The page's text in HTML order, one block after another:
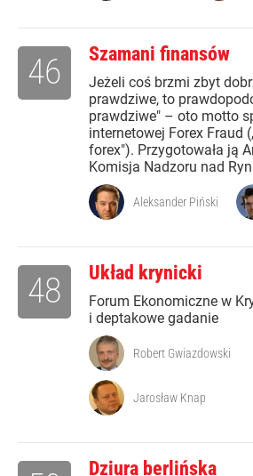
Szamani finansów
Jeżeli coś brzmi zbyt
prawdziwe, to
prawdziwe" – oto motto
internetowej Forex Fraud
forex"). Przygotowała ją
Komisja Nadzoru nad
46
Aleksander Piński
Układ krynicki
Forum Ekonomiczne w
i deptakowe gadanie
48
Robert Gwiazdowski
Jarosław Knap
Dziura berlińska